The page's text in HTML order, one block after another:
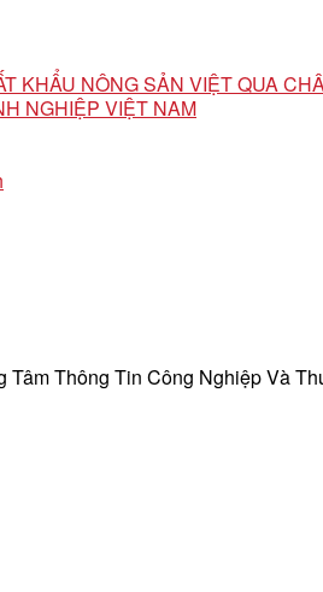
KHẨU NÔNG SẢN VIỆT QUA
NGHIỆP VIỆT NAM
Thông Tin Công Nghiệp Và